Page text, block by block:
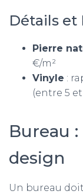
Détails et
Pierre
€/m²
Vinyle :
(entre 5
Bureau
design
Un bureau